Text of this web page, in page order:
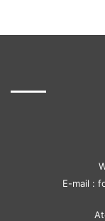
E-mail :